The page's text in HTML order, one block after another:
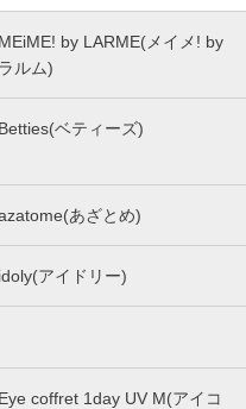
MEiME! by LARME(メイメ! by
ラルム)
Betties(ベティーズ)
あざとめ)
idoly(アイドリー)
Eye coffret 1day UV M(アイコ